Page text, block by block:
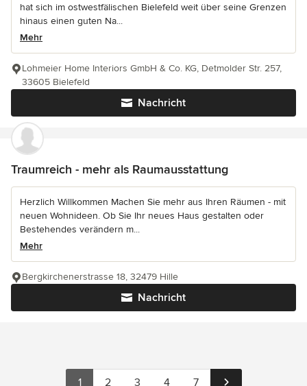
hat sich im ostwestfälischen Bielefeld weit über seine Grenzen
hinaus einen guten Na...
Mehr
Nachricht
Lohmeier Home Interiors GmbH & Co. KG, Detmolder Str. 257,
33605 Bielefeld
Traumreich - mehr als Raumausstattung
Herzlich Willkommen Machen Sie mehr aus Ihren Räumen - mit
neuen Wohnideen. Ob Sie Ihr neues Haus gestalten oder
Bestehendes verändern m...
Mehr
Nachricht
Bergkirchenerstrasse 18, 32479 Hille
1 2 3 4 7